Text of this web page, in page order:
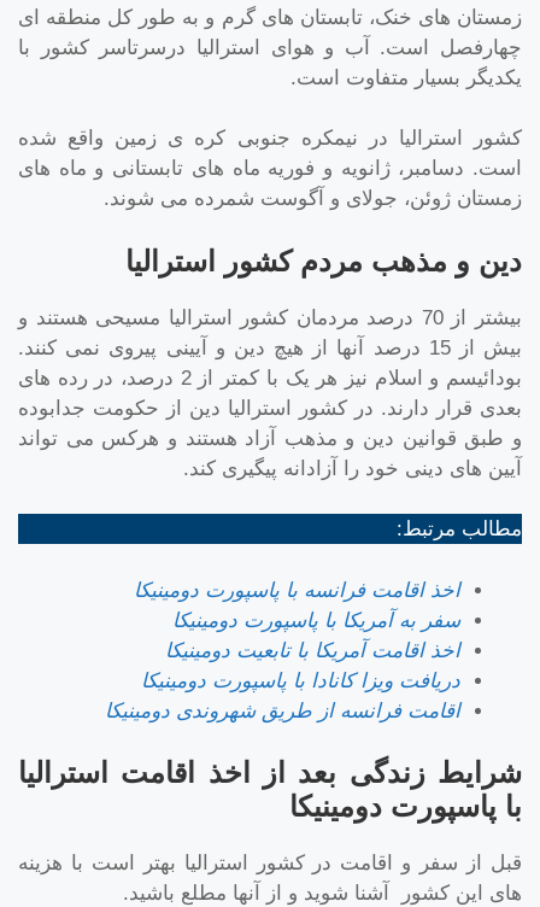
زمستان های خنک، تابستان های گرم و به طور کل منطقه ای
چهارفصل است. آب و هوای استرالیا درسرتاسر کشور با
یکدیگر بسیار متفاوت است.
کشور استرالیا در نیمکره جنوبی کره ی زمین واقع شده
است. دسامبر، ژانویه و فوریه ماه های تابستانی و ماه های
زمستان ژوئن، جولای و آگوست شمرده می شوند.
دین و مذهب مردم کشور استرالیا
بیشتر از 70 درصد مردمان کشور استرالیا مسیحی هستند و
بیش از 15 درصد آنها از هیچ دین و آیینی پیروی نمی کنند.
بودائیسم و اسلام نیز هر یک با کمتر از 2 درصد، در رده های
بعدی قرار دارند. در کشور استرالیا دین از حکومت جدابوده
و طبق قوانین دین و مذهب آزاد هستند و هرکس می تواند
آیین های دینی خود را آزادانه پیگیری کند.
مطالب مرتبط:
اخذ اقامت فرانسه با پاسپورت دومینیکا
سفر به آمریکا با پاسپورت دومینیکا
اخذ اقامت آمریکا با تابعیت دومینیکا
دریافت ویزا کانادا با پاسپورت دومینیکا
اقامت فرانسه از طریق شهروندی دومینیکا
شرایط زندگی بعد از اخذ اقامت استرالیا
با پاسپورت دومینیکا
قبل از سفر و اقامت در کشور استرالیا بهتر است با هزینه
های این کشور آشنا شوید و از آنها مطلع باشید.